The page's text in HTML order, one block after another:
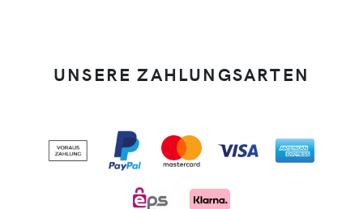
UNSERE ZAHLUNGSARTEN